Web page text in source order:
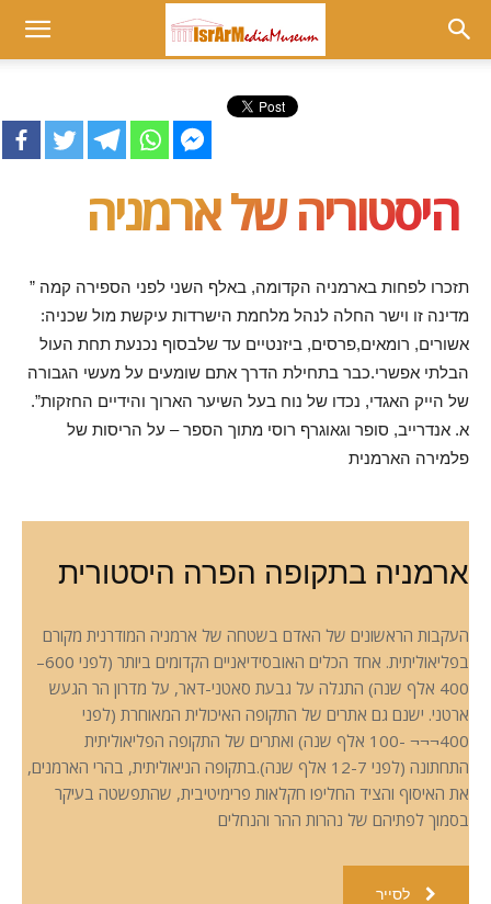
Museum
היסטוריה של ארמניה
” תזכרו לפחות בארמניה הקדומה, באלף השני לפני הספירה קמה
מדינה זו וישר החלה לנהל מלחמת הישרדות עיקשת מול שכניה:
אשורים, רומאים,פרסים, ביזנטיים עד שלבסוף נכנעת תחת העול
הבלתי אפשרי.כבר בתחילת הדרך אתם שומעים על מעשי הגבורה
של הייק האגדי, נכדו של נוח בעל השיער הארוך והידיים החזקות”.
א. אנדרייב, סופר וגאוגרף רוסי מתוך הספר – על הריסות של
פלמירה הארמנית
ארמניה בתקופה הפרה היסטורית
העקבות הראשונים של האדם בשטחה של ארמניה המודרנית מקורם
בפליאוליתית. אחד הכלים האובסידיאניים הקדומים ביותר (לפני 600–
400 אלף שנה) התגלה על גבעת סאטני-דאר, על מדרון הר הגעש
ארטני. ישנם גם אתרים של התקופה האיכולית המאוחרת (לפני
400¬¬¬ -100 אלף שנה) ואתרים של התקופה הפליאוליתית
התחתונה (לפני 12-7 אלף שנה).בתקופה הניאוליתית, בהרי הארמנים,
את האיסוף והציד החליפו חקלאות פרימיטיבית, שהתפשטה בעיקר
בסמוך לפתיהם של נהרות ההר והנחלים
לסייר